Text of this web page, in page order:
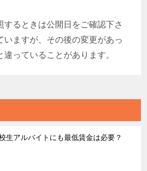
るときは公開日をご確認下さ
ますが、その後の変更があっ
っていることがあります。
生アルバイトにも最低賃金は必要？